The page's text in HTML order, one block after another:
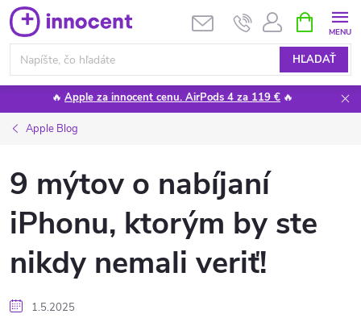
Prejsť
na
obsah
HĽADAŤ
KOŠÍK
🔥 Apple za innocent cenu. AirPods 4 za 119 € 🔥
Apple Blog
9 mýtov o nabíjaní
iPhonu, ktorým by ste
nikdy nemali veriť!
1.5.2025